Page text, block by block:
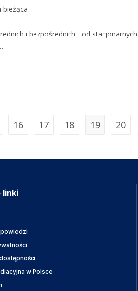
bieżąca
i bezpośrednich - od
16 17 18 19 20
linki
w Polsce